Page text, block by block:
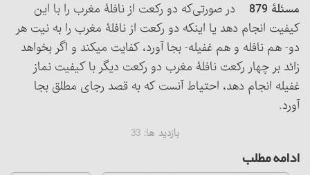
مسئلۀ 879
در صورتی‌که دو رکعت از نافلۀ مغرب را با این
کیفیت انجام دهد یا اینکه دو رکعت از نافلۀ مغرب را به نیت هر
دو- هم نافله و هم غفیله- بجا آورد، کفایت می‏کند و اگر بخواهد
زائد بر چهار رکعت نافلۀ مغرب دو رکعت دیگر با کیفیت نماز
غفیله انجام دهد، احتیاط آنست که به قصد رجای مطلق بجا
آورد.
بازدید ها: 33
ادامه مطلب